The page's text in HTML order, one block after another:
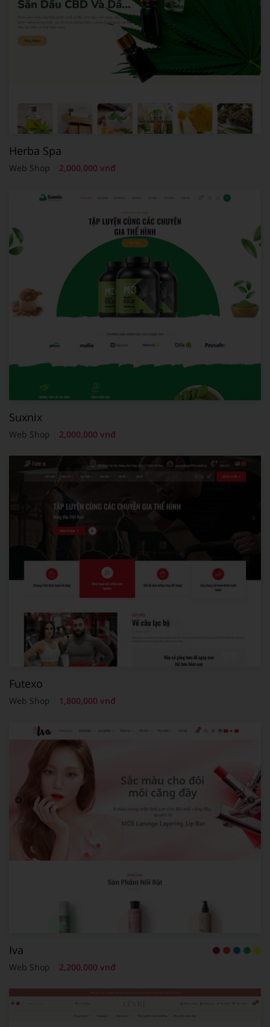
Herba Spa
Web Shop 2,000,000 vnđ
Suxnix
Web Shop 2,000,000 vnđ
Futexo
Web Shop 1,800,000 vnđ
Iva
Web Shop 2,200,000 vnđ